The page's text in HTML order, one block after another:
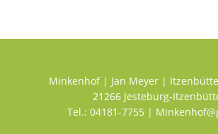
Minkenhof | Jan Meyer |
21266 Jesteburg-
Tel.: 04181-7755 |